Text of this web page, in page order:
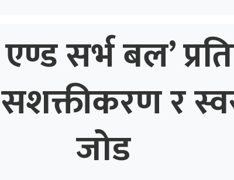
सर्भ बल’
र
जोड